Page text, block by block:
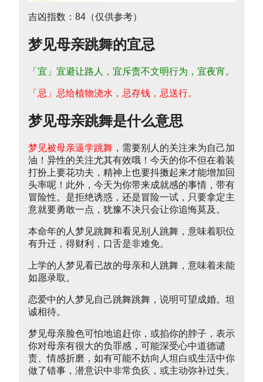
吉凶指数：84（仅供参考）
梦见母亲跳舞的宜忌
「宜」宜避让路人，宜斥责不文明行为，宜夜宵。
「忌」忌给植物浇水，忌存钱，忌送行。
梦见母亲跳舞是什么意思
梦见被母亲逼学跳舞 ，需要别人的关注来为自己加
油！异性的关注尤其有效哦！今天的你不但在着装
打扮上要花功夫，精神上也要抖擞起来才能增加回
头率呢！此外，今天为你带来成就感的事情，带有
冒险性。是拒绝诱惑，还是冒险一试，只要拿定主
意就要勇敢一点，犹豫不决只会让你追悔莫及。
本命年的人梦见跳舞和看见别人跳舞，意味着职位
有升迁，得财利，口舌是非难免。
上学的人梦见看已故的母亲和人跳舞，意味着未能
如愿录取。
恋爱中的人梦见自己跳舞跳舞，说明可望成婚。坦
诚相待。
梦见母亲脸色可怕地追赶你，或掐你的脖子，表示
你对母亲有很大的负罪感，可能深受心中道德谴
责、情感折磨，如有可能不妨向人坦白或生活中你
做了错事，潜意识中非常负疚，或主动弥补过失。